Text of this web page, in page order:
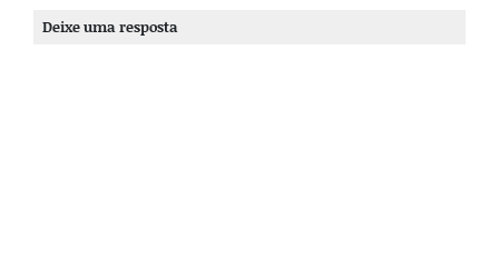
Deixe uma resposta